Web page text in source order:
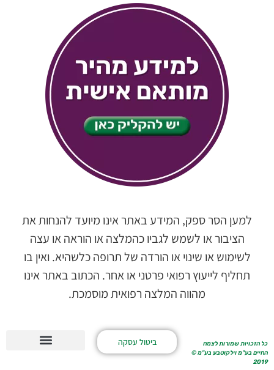
למען הסר ספק, המידע באתר אינו מיועד להנחות את
הציבור או לשמש לגביו כהמלצה או הוראה או עצה
לשימוש או שינוי או הורדה של תרופה כלשהיא. ואין בו
תחליף לייעוץ רפואי פרטני או אחר. הכתוב באתר אינו
מהווה המלצה רפואית מוסמכת.
כל הזכויות שמורות לצמח
החיים בע"מ וילקוטבע בע"מ ©
2019
ביטול עסקה